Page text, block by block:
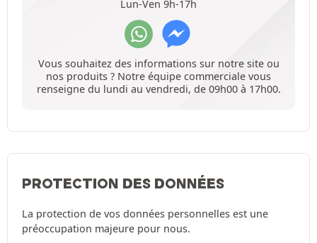
Lun-Ven 9h-17h
Vous souhaitez des informations sur notre site ou
nos produits ? Notre équipe commerciale vous
renseigne du lundi au vendredi, de 09h00 à 17h00.
PROTECTION DES DONNÉES
La protection de vos données personnelles est une
préoccupation majeure pour nous.